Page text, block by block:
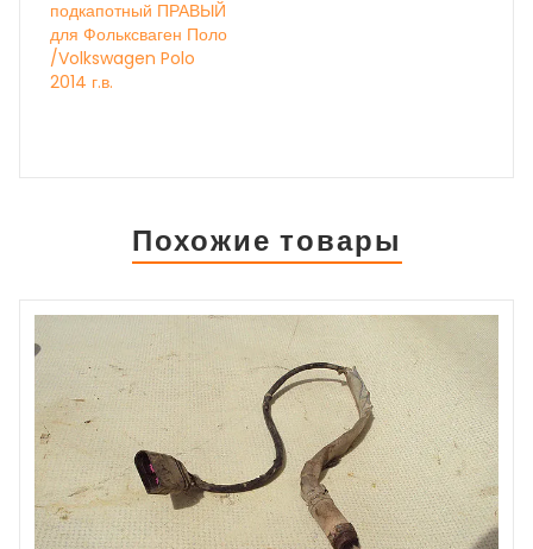
подкапотный ПРАВЫЙ
для Фольксваген Поло
/Volkswagen Polo
2014 г.в.
Похожие товары